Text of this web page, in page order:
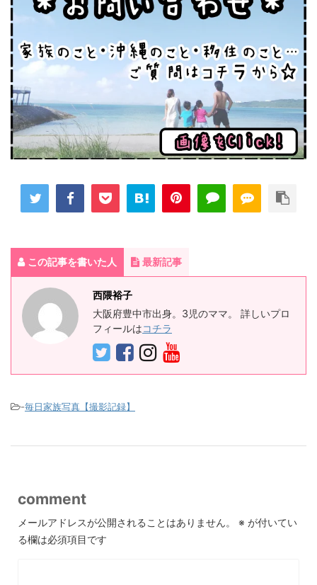
この記事を書いた人 最新記事
西隈裕子
大阪府豊中市出身。3児のママ。 詳しいプロ
フィールはコチラ
-毎日家族写真【撮影記録】
comment
メールアドレスが公開されることはありません。 ※ が付いてい
る欄は必須項目です